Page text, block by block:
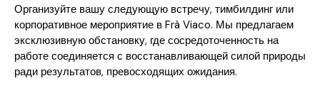
Организуйте вашу следующую встречу, тимбилдинг или
корпоративное мероприятие в Frà Viaco. Мы предлагаем
эксклюзивную обстановку, где сосредоточенность на
работе соединяется с восстанавливающей силой природы
ради результатов, превосходящих ожидания.